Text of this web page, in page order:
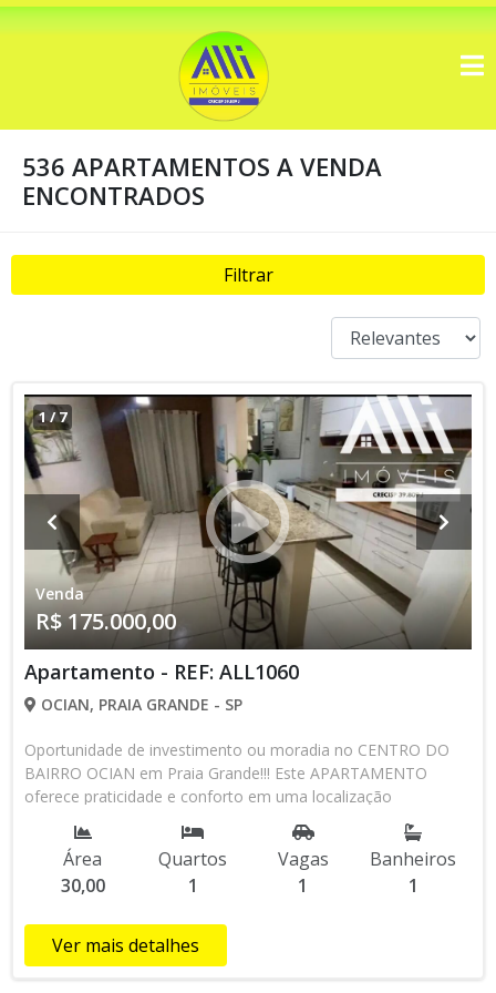
536 APARTAMENTOS A VENDA
ENCONTRADOS
Filtrar
1/7
Venda
R$ 175.000,00
Apartamento - REF: ALL1060
OCIAN, PRAIA GRANDE - SP
Oportunidade de investimento ou moradia no CENTRO DO
BAIRRO OCIAN em Praia Grande!!! Este APARTAMENTO
oferece praticidade e conforto em uma localização
privilegiada. Características do Imóvel MOBILIADO com: 30
M² - 01 dormitório bem arejado - Sala muito bem distribuída -
Cozinha americana planejada - Área de serviço - Banheiro
social com box blindex e gabinete - Fechadura eletrônica
Elevadores - Salão de Festas - 1 vaga de garagem - 700
metros da Praia E Mais!!!! Ventilação: Bem arejado, com
Área
30,00
Quartos
1
Vagas
1
Banheiros
1
Ver mais detalhes